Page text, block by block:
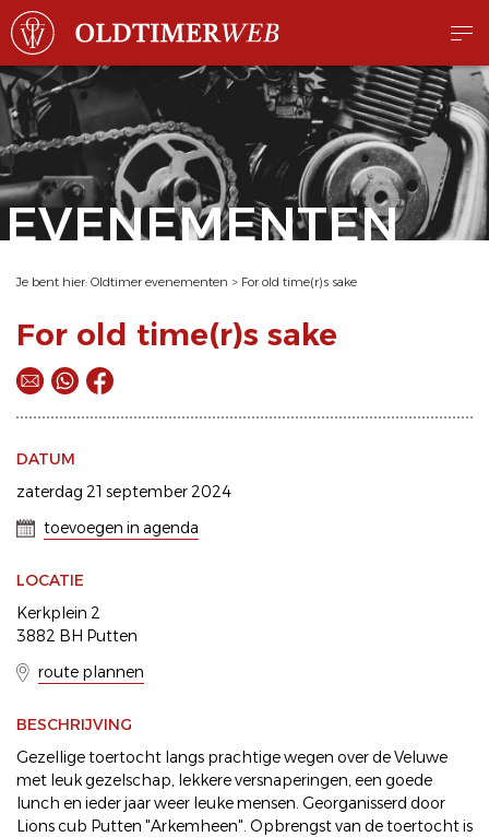
EVENEMENTEN
Je bent hier: Oldtimer evenementen > For old time(r)s sake
For old time(r)s sake
DATUM
zaterdag 21 september 2024
toevoegen in agenda
LOCATIE
Kerkplein 2
3882 BH Putten
route plannen
BESCHRIJVING
Gezellige toertocht langs prachtige wegen over de Veluwe
met leuk gezelschap, lekkere versnaperingen, een goede
lunch en ieder jaar weer leuke mensen. Georganisserd door
Lions cub Putten "Arkemheen". Opbrengst van de toertocht is